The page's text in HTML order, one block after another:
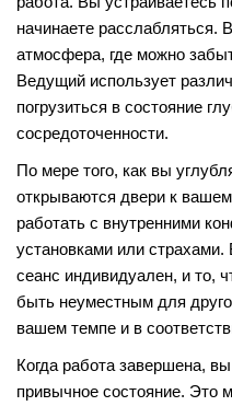
начинаете расслабляться.
атмосфера, где можно
Ведущий использует
погрузиться в состояние
сосредоточенности.
По мере того, как вы
открываются двери к
работать с внутренними
установками или
сеанс индивидуален, и то,
быть неуместным для
вашем темпе и в
Когда работа завершена,
привычное состояние. Это